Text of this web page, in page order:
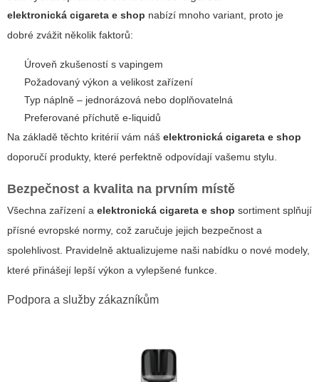
elektronická cigareta e shop nabízí mnoho variant, proto je
dobré zvážit několik faktorů:
Úroveň zkušeností s vapingem
Požadovaný výkon a velikost zařízení
Typ náplně – jednorázová nebo doplňovatelná
Preferované příchutě e-liquidů
Na základě těchto kritérií vám náš elektronická cigareta e shop
doporučí produkty, které perfektně odpovídají vašemu stylu.
Bezpečnost a kvalita na prvním místě
Všechna zařízení a elektronická cigareta e shop sortiment splňují
přísné evropské normy, což zaručuje jejich bezpečnost a
spolehlivost. Pravidelně aktualizujeme naši nabídku o nové modely,
které přinášejí lepší výkon a vylepšené funkce.
Podpora a služby zákazníkům